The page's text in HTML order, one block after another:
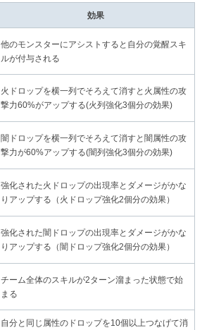
効果
他のモンスターにアシストすると自分の覚醒スキ
ルが付与される
火ドロップを横一列でそろえて消すと火属性の攻
撃力60%がアップする(火列強化3個分の効果)
闇ドロップを横一列でそろえて消すと闇属性の攻
撃力が60%アップする(闇列強化3個分の効果)
強化された火ドロップの出現率とダメージがかな
りアップする（火ドロップ強化2個分の効果）
強化された闇ドロップの出現率とダメージがかな
りアップする（闇ドロップ強化2個分の効果）
チーム全体のスキルが2ターン溜まった状態で始
まる
自分と同じ属性のドロップを10個以上つなげて消